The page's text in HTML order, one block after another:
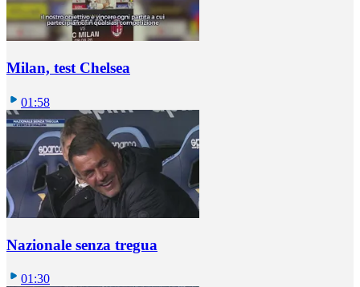
Milan, test Chelsea
01:58
Nazionale senza tregua
01:30